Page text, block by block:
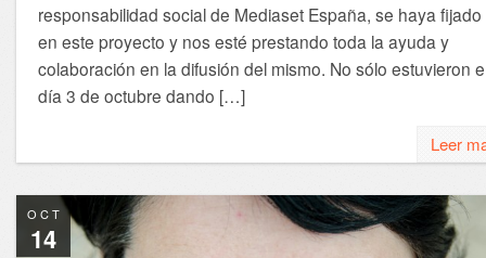
responsabilidad social de Mediaset España, se haya fijado
en este proyecto y nos esté prestando toda la ayuda y
colaboración en la difusión del mismo. No sólo estuvieron
día 3 de octubre dando […]
Leer
OCT
14